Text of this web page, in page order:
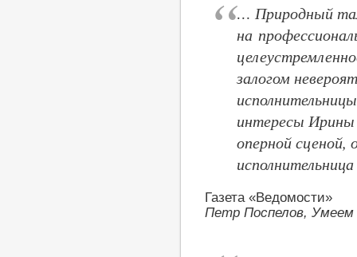
… Природный
на
залогом
интересы Ирины
оперной сценой,
Газета «Ведомости»
Петр Поспелов, Умеем